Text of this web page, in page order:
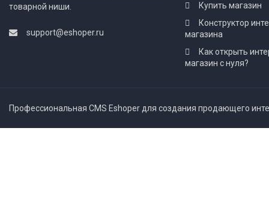
товарной ниши.
support@eshoper.ru
Купить магазин
Конструктор
магазина
Как открыть
магазин с нуля?
Профессиональная CMS Eshoper для создания продающего